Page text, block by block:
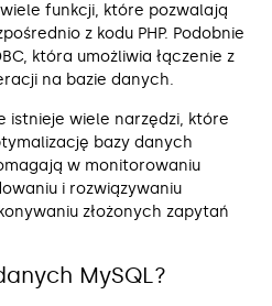
wiele funkcji, które pozwalają
z kodu PHP. Podobnie
która umożliwia łączenie z
na bazie danych.
istnieje wiele narzędzi, które
bazy danych
w monitorowaniu
i rozwiązywaniu
złożonych zapytań
MySQL?